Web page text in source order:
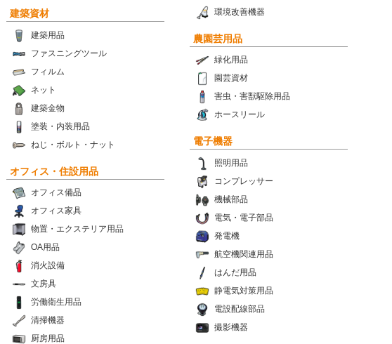
環境改善機器
建築資材
建築用品
ファスニングツール
フィルム
ネット
建築金物
塗装・内装用品
ねじ・ボルト・ナット
農園芸用品
緑化用品
園芸資材
害虫・害獣駆除用品
ホースリール
電子機器
照明用品
コンプレッサー
機械部品
電気・電子部品
発電機
航空機関連用品
はんだ用品
静電気対策用品
電設配線部品
撮影機器
オフィス・住設用品
オフィス備品
オフィス家具
物置・エクステリア用品
OA用品
消火設備
文房具
労働衛生用品
清掃機器
厨房用品